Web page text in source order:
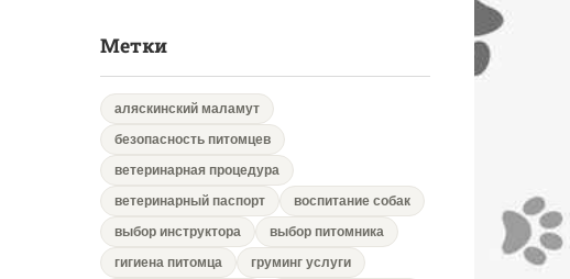
Метки
аляскинский маламут
безопасность питомцев
ветеринарная процедура
ветеринарный паспорт
воспитание собак
выбор инструктора
выбор питомника
гигиена питомца
груминг услуги